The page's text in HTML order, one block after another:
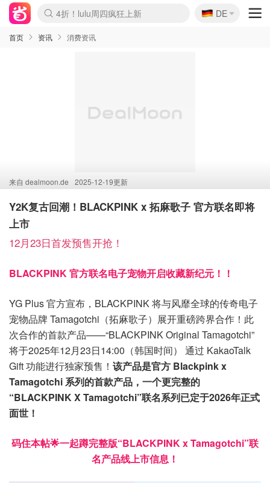
Boticinal 夏促开抢！
4折！lulu周四疯狂上新
还没结束！&OtherStories大促
Joybuy变相75折 随时失效
速领！Stanley独家85折
疑似霸哥！Camper额外叠85折
Zalando 奥莱闪促！每日更新
Moncler反季囤！5折起+叠9折
Coach Brooklyn仅€192
🇩🇪
DE
首页 资讯 消费资讯
来自 dealmoon.de 2025-12-19更新
Y2K复古回潮！BLACKPINK x 拓麻歌子 官方联名即将
上市
12月23日首发预售开抢！
BLACKPINK 官方联名电子宠物开启收藏新纪元！！
YG Plus 官方宣布，BLACKPINK 将与风靡全球的传奇电子
宠物品牌 Tamagotchi（拓麻歌子）展开重磅跨界合作！此
次合作的首款产品——“BLACKPINK Original Tamagotchi”
将于2025年12月23日14:00（韩国时间） 通过 KakaoTalk
Gift 功能进行独家预售！ 该产品是官方 Blackpink x
Tamagotchi 系列的首款产品，一个更完整的
“BLACKPINK X Tamagotchi”联名系列已定于2026年正式
面世！
码住本帖🌟一起蹲完整版“BLACKPINK x Tamagotchi”联
名产品线上市信息！